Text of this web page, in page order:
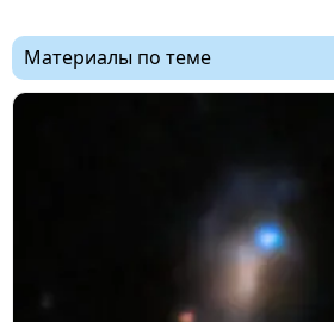
Материалы по теме